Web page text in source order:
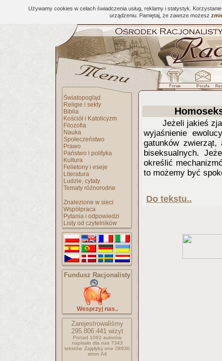
Używamy cookies w celach świadczenia usług, reklamy i statystyk.
urządzeniu. Pamiętaj, że zawsze możesz
Światopogląd
Religie i sekty
Biblia
Kościół i Katolicyzm
Filozofia
Nauka
Społeczeństwo
Prawo
Państwo i polityka
Kultura
Felietony i eseje
Literatura
Ludzie, cytaty
Tematy różnorodne
Znalezione w sieci
Współpraca
Pytania i odpowiedzi
Listy od czytelników
Fundusz Racjonalisty
Wesprzyj nas..
Zarejestrowaliśmy
295.806.441wizyt
Ponad 1062 autorów
napisało dla nas 7343
tekstów. Zajęłyby one 28930
stron A4
Jeżeli jakieś
wyjaśnienie
gatunków
biseksualnych.
określić
to możemy być
Do tekstu..